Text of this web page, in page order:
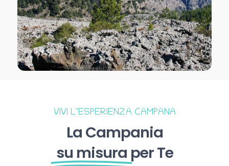
VIVI L’ESPERIENZA CAMPANA
La Campania
su misura per Te